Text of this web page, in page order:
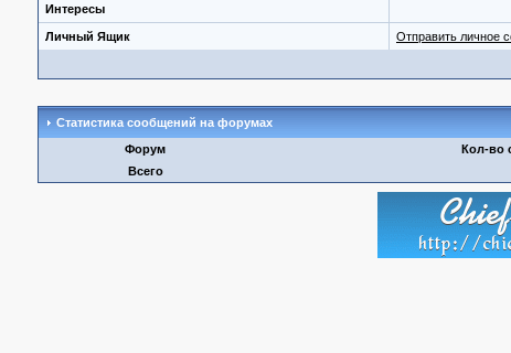
Интересы
Личный Ящик Отправить личное
Статистика сообщений на форумах
Форум
Кол-во
Всего